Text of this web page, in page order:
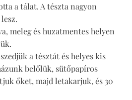
a tálat. A tészta nagyon
meleg és huzatmentes helyen
a tésztát és helyes kis
belőlük, sütőpapíros
őket, majd letakarjuk, és 30